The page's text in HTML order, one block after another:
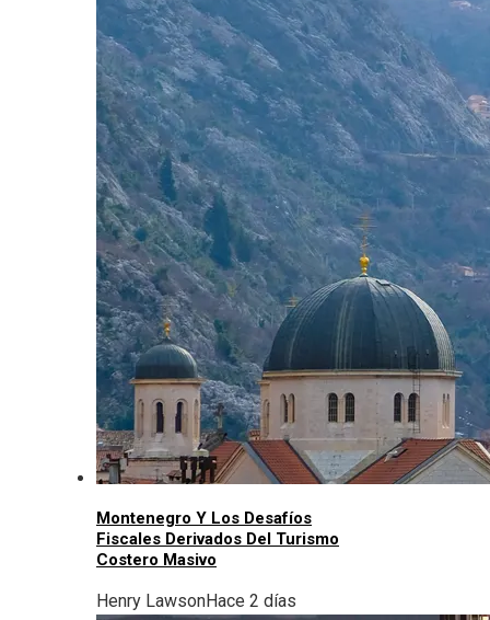
Montenegro Y Los Desafíos
Fiscales Derivados Del Turismo
Costero Masivo
Henry LawsonHace 2 días